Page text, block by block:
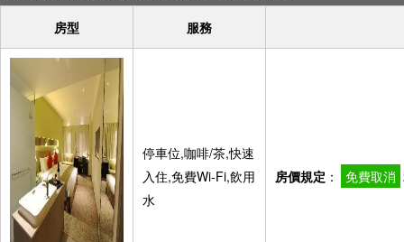
房型 服務
停車位,咖啡/茶,快速
入住,免費Wi-Fi,飲用
水
房價規定 ： 免費取消